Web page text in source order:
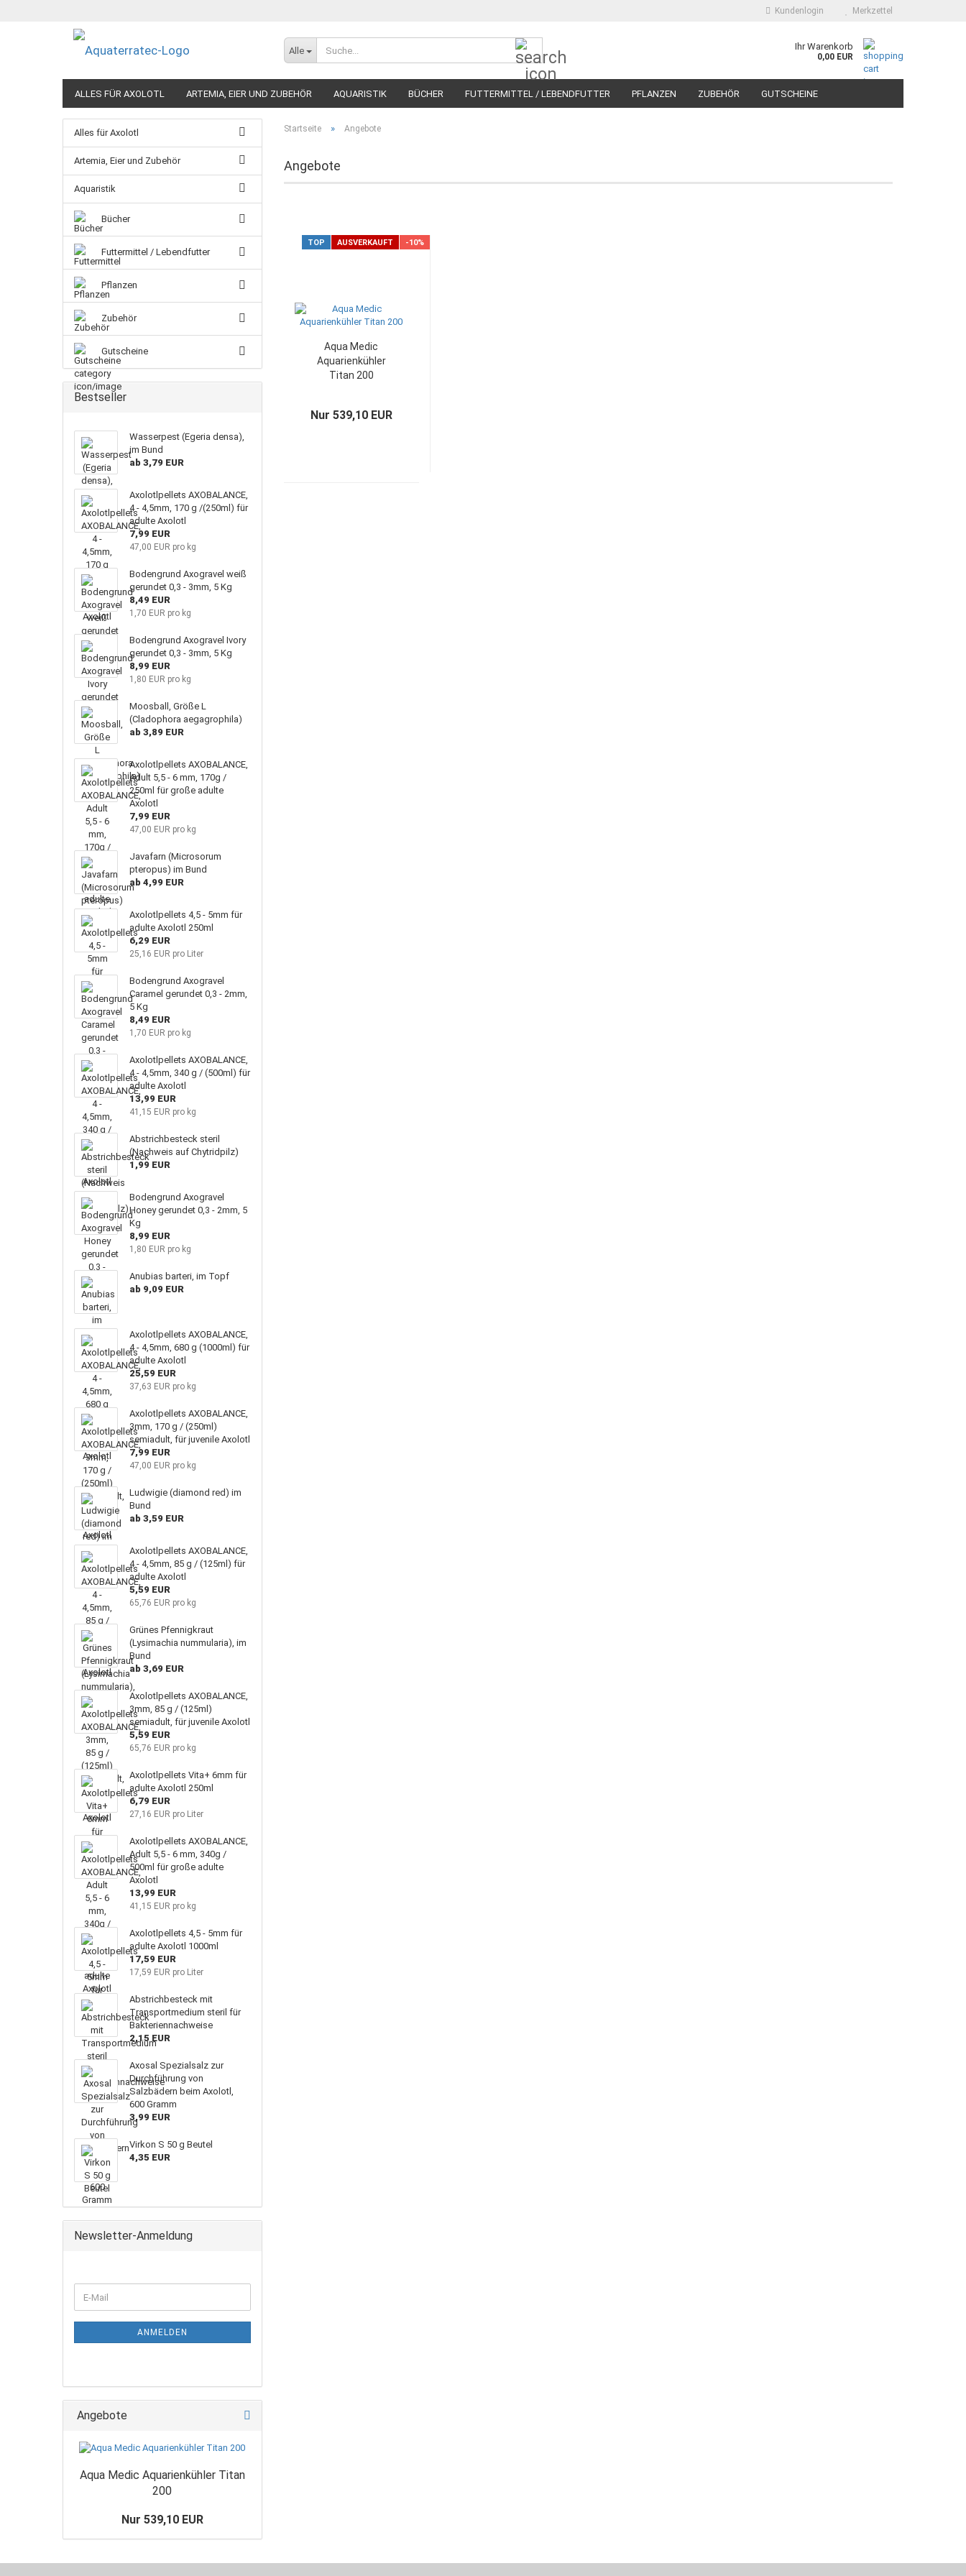
Kundenlogin Merkzettel
Alle Ihr Warenkorb
0,00 EUR
ALLES FÜR AXOLOTL ARTEMIA, EIER UND ZUBEHÖR AQUARISTIK BÜCHER FUTTERMITTEL / LEBENDFUTTER PFLANZEN ZUBEHÖR GUTSCHEINE
Startseite » Angebote
Angebote
TOP AUSVERKAUFT -10%
Aqua Medic
Aquarienkühler
Titan 200
Nur 539,10 EUR
Alles für Axolotl
Artemia, Eier und Zubehör
Aquaristik
Bücher
Futtermittel / Lebendfutter
Pflanzen
Zubehör
Gutscheine
Bestseller
Wasserpest (Egeria densa),
im Bund
ab 3,79 EUR
Axolotlpellets AXOBALANCE,
4 - 4,5mm, 170 g /(250ml) für
adulte Axolotl
7,99 EUR
47,00 EUR pro kg
Bodengrund Axogravel weiß
gerundet 0,3 - 3mm, 5 Kg
8,49 EUR
1,70 EUR pro kg
Bodengrund Axogravel Ivory
gerundet 0,3 - 3mm, 5 Kg
8,99 EUR
1,80 EUR pro kg
Moosball, Größe L
(Cladophora aegagrophila)
ab 3,89 EUR
Axolotlpellets AXOBALANCE,
Adult 5,5 - 6 mm, 170g /
250ml für große adulte
Axolotl
7,99 EUR
47,00 EUR pro kg
Javafarn (Microsorum
pteropus) im Bund
ab 4,99 EUR
Axolotlpellets 4,5 - 5mm für
adulte Axolotl 250ml
6,29 EUR
25,16 EUR pro Liter
Bodengrund Axogravel
Caramel gerundet 0,3 - 2mm,
5 Kg
8,49 EUR
1,70 EUR pro kg
Axolotlpellets AXOBALANCE,
4 - 4,5mm, 340 g / (500ml) für
adulte Axolotl
13,99 EUR
41,15 EUR pro kg
Abstrichbesteck steril
(Nachweis auf Chytridpilz)
1,99 EUR
Bodengrund Axogravel
Honey gerundet 0,3 - 2mm, 5
Kg
8,99 EUR
1,80 EUR pro kg
Anubias barteri, im Topf
ab 9,09 EUR
Axolotlpellets AXOBALANCE,
4 - 4,5mm, 680 g (1000ml) für
adulte Axolotl
25,59 EUR
37,63 EUR pro kg
Axolotlpellets AXOBALANCE,
3mm, 170 g / (250ml)
semiadult, für juvenile Axolotl
7,99 EUR
47,00 EUR pro kg
Ludwigie (diamond red) im
Bund
ab 3,59 EUR
Axolotlpellets AXOBALANCE,
4 - 4,5mm, 85 g / (125ml) für
adulte Axolotl
5,59 EUR
65,76 EUR pro kg
Grünes Pfennigkraut
(Lysimachia nummularia), im
Bund
ab 3,69 EUR
Axolotlpellets AXOBALANCE,
3mm, 85 g / (125ml)
semiadult, für juvenile Axolotl
5,59 EUR
65,76 EUR pro kg
Axolotlpellets Vita+ 6mm für
adulte Axolotl 250ml
6,79 EUR
27,16 EUR pro Liter
Axolotlpellets AXOBALANCE,
Adult 5,5 - 6 mm, 340g /
500ml für große adulte
Axolotl
13,99 EUR
41,15 EUR pro kg
Axolotlpellets 4,5 - 5mm für
adulte Axolotl 1000ml
17,59 EUR
17,59 EUR pro Liter
Abstrichbesteck mit
Transportmedium steril für
Bakteriennachweise
2,15 EUR
Axosal Spezialsalz zur
Durchführung von
Salzbädern beim Axolotl,
600 Gramm
3,99 EUR
Virkon S 50 g Beutel
4,35 EUR
Newsletter-Anmeldung
ZUR
E-
Mail
ANMELDEN
Angebote
Aqua Medic Aquarienkühler Titan
200
Nur 539,10 EUR